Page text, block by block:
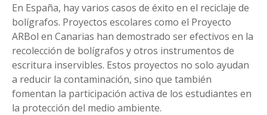
En España, hay varios casos de éxito en el reciclaje de
bolígrafos. Proyectos escolares como el Proyecto
ARBol en Canarias han demostrado ser efectivos en la
recolección de bolígrafos y otros instrumentos de
escritura inservibles. Estos proyectos no solo ayudan
a reducir la contaminación, sino que también
fomentan la participación activa de los estudiantes en
la protección del medio ambiente.